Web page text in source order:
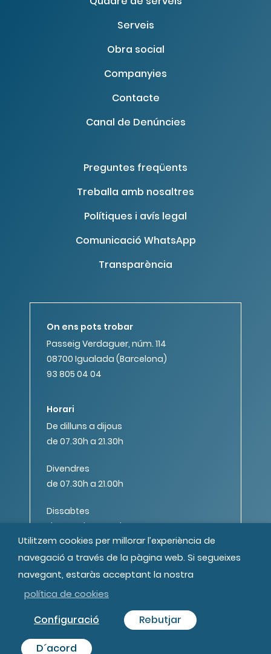
Serveis
Obra social
Companyies
Contacte
Canal de Denúncies
Preguntes freqüents
Treballa amb nosaltres
Polítiques i avís legal
Comunicació WhatsApp
Transparència
© MIPS Fundació Privada, 2019
Tots els drets reservats
Crèdits
On ens pots trobar
Passeig Verdaguer, núm. 114
08700 Igualada (Barcelona)
93 805 04 04
Horari
De dilluns a dijous
de 07.30h a 21.30h
Divendres
de 07.30h a 21.00h
Dissabtes
de 08.00h a 14.00h
Utilitzem cookies per millorar l’experiència de
navegació a través de la pàgina web. Si segueixes
navegant, estaràs acceptant la nostra
política de cookies
Configuració Rebutjar
D´acord